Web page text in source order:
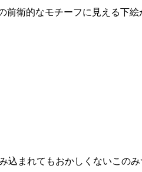
前衛的なモチーフに見える下絵
込まれてもおかしくないこの